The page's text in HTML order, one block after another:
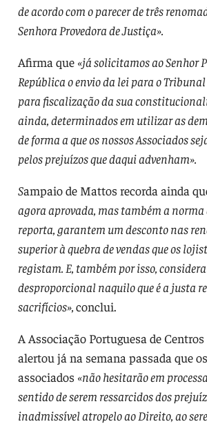
de acordo com o parecer de três
Senhora Provedora de Justiça».
Afirma que «já solicitamos ao Senhor
República o envio da lei para o
para fiscalização da sua
ainda, determinados em utilizar as
de forma a que os nossos Associados
pelos prejuízos que daqui advenham».
Sampaio de Mattos recorda ainda
agora aprovada, mas também a norma
reporta, garantem um desconto nas
superior à quebra de vendas que os
registam. E, também por isso,
desproporcional naquilo que é a justa
sacrifícios»,conclui.
A Associação Portuguesa de
alertou já na semana passada que
associados «não hesitarão em
sentido de serem ressarcidos dos
inadmissível atropelo ao Direito, ao